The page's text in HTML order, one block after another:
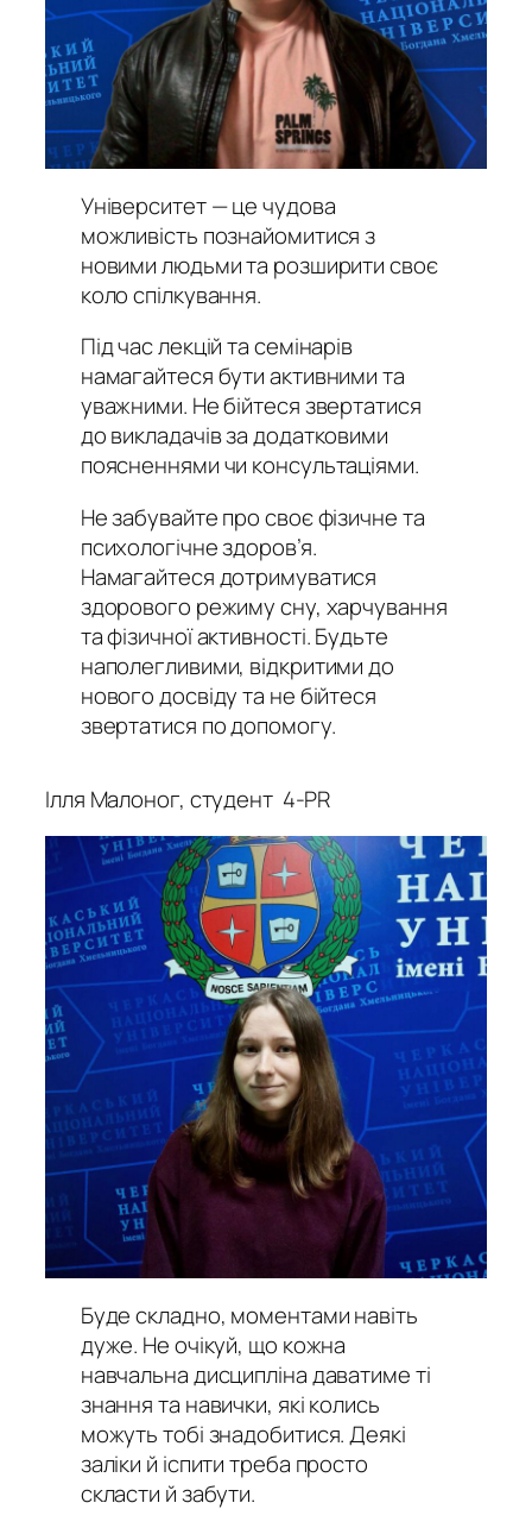
Університет — це чудова
можливість познайомитися з
новими людьми та розширити своє
коло спілкування.
Під час лекцій та семінарів
намагайтеся бути активними та
уважними. Не бійтеся звертатися
до викладачів за додатковими
поясненнями чи консультаціями.
Не забувайте про своє фізичне та
психологічне здоров’я.
Намагайтеся дотримуватися
здорового режиму сну, харчування
та фізичної активності. Будьте
наполегливими, відкритими до
нового досвіду та не бійтеся
звертатися по допомогу.
Ілля Малоног, студент 4-PR
Буде складно, моментами навіть
дуже. Не очікуй, що кожна
навчальна дисципліна даватиме ті
знання та навички, які колись
можуть тобі знадобитися. Деякі
заліки й іспити треба просто
скласти й забути.